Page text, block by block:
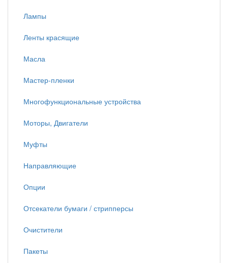
Лампы
Ленты красящие
Масла
Мастер-пленки
Многофункциональные устройства
Моторы, Двигатели
Муфты
Направляющие
Опции
Отсекатели бумаги / стрипперсы
Очистители
Пакеты